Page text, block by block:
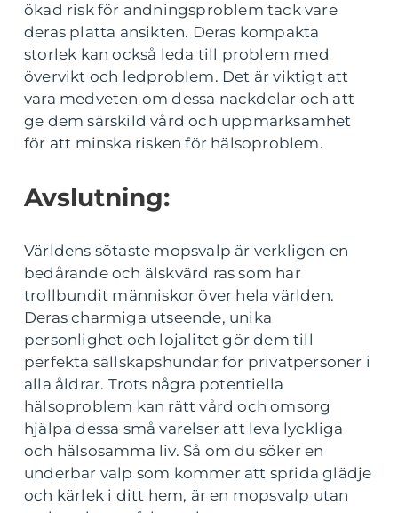
ökad risk för andningsproblem tack vare
deras platta ansikten. Deras kompakta
storlek kan också leda till problem med
övervikt och ledproblem. Det är viktigt att
vara medveten om dessa nackdelar och att
ge dem särskild vård och uppmärksamhet
för att minska risken för hälsoproblem.
Avslutning:
Världens sötaste mopsvalp är verkligen en
bedårande och älskvärd ras som har
trollbundit människor över hela världen.
Deras charmiga utseende, unika
personlighet och lojalitet gör dem till
perfekta sällskapshundar för privatpersoner i
alla åldrar. Trots några potentiella
hälsoproblem kan rätt vård och omsorg
hjälpa dessa små varelser att leva lyckliga
och hälsosamma liv. Så om du söker en
underbar valp som kommer att sprida glädje
och kärlek i ditt hem, är en mopsvalp utan